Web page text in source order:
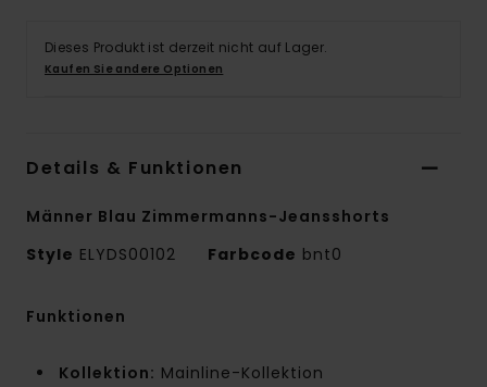
Dieses Produkt ist derzeit nicht auf Lager.
Kaufen Sie andere Optionen
Details & Funktionen
Männer Blau Zimmermanns-Jeansshorts
Style ELYDS00102 Farbcode bnt0
Funktionen
Kollektion: Mainline-Kollektion